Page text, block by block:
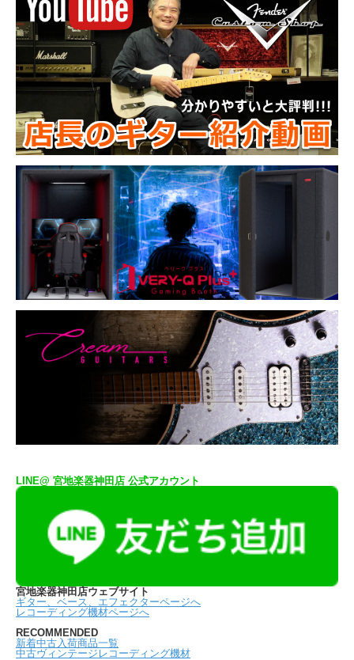
LINE@ 宮地楽器神田店 公式アカウント
宮地楽器神田店ウェブサイト
ギター、ベース、エフェクターページへ
レコーディング機材ページへ
RECOMMENDED
新着中古入荷商品一覧
中古ヴィンテージレコーディング機材